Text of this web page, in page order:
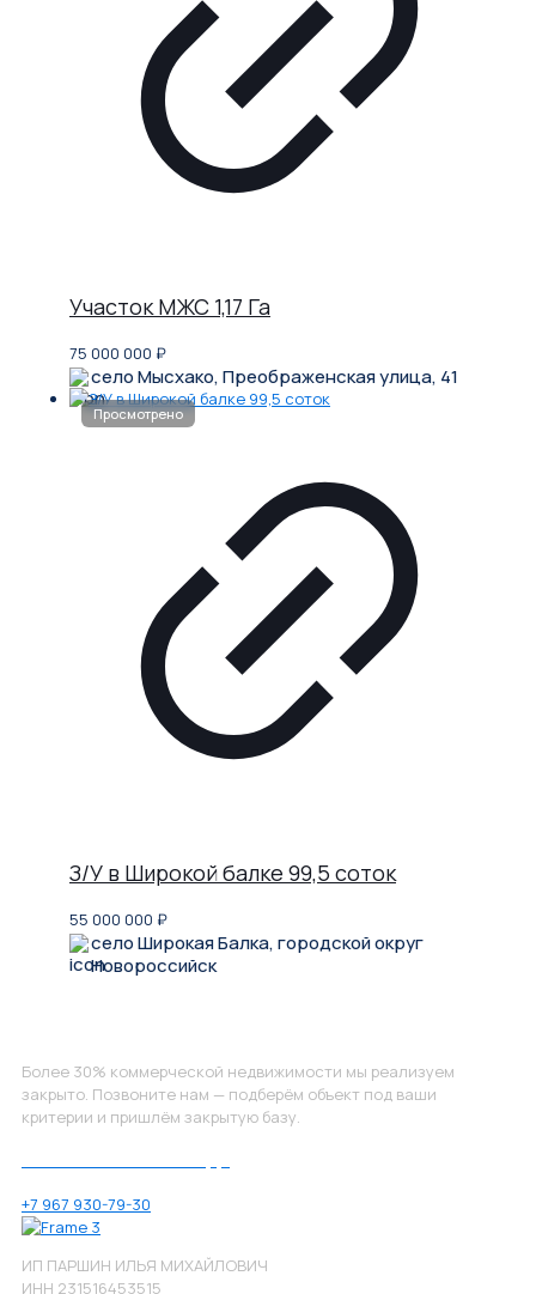
Участок МЖС 1,17 Га
75 000 000 ₽
село Мысхако, Преображенская улица, 41
З/У в Широкой балке 99,5 соток
55 000 000 ₽
село Широкая Балка, городской округ
Новороссийск
Более 30% коммерческой недвижимости мы реализуем
закрыто. Позвоните нам — подберём объект под ваши
критерии и пришлём закрытую базу.
+7 967 930-79-30
ИП ПАРШИН ИЛЬЯ МИХАЙЛОВИЧ
ИНН 231516453515